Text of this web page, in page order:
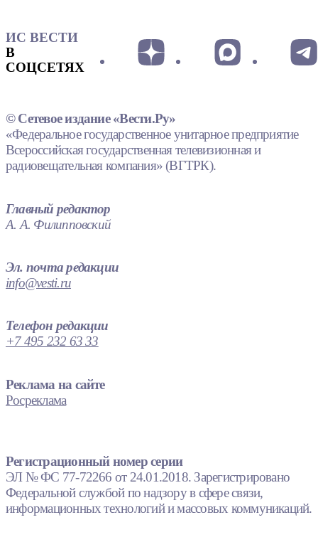
ИС ВЕСТИ
В
СОЦСЕТЯХ
© Сетевое издание «Вести.Ру»
«Федеральное государственное унитарное предприятие
Всероссийская государственная телевизионная и
радиовещательная компания» (ВГТРК).
Главный редактор
А. А. Филипповский
Эл. почта редакции
info@vesti.ru
Телефон редакции
+7 495 232 63 33
Реклама на сайте
Росреклама
Регистрационный номер серии
ЭЛ № ФС 77-72266 от 24.01.2018. Зарегистрировано
Федеральной службой по надзору в сфере связи,
информационных технологий и массовых коммуникаций.